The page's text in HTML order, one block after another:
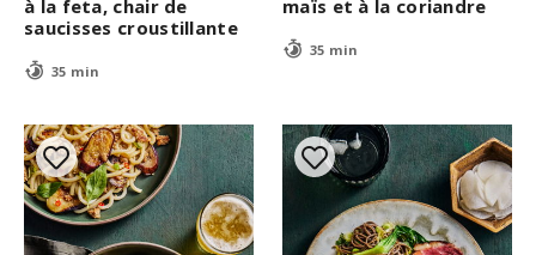
à la feta, chair de
saucisses croustillante
35 min
maïs et à la coriandre
35 min